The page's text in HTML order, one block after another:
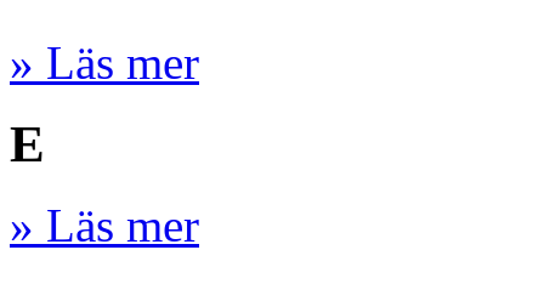
» Läs mer
E
» Läs mer